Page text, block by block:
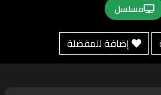
مسلسل
إضافة للمفضلة